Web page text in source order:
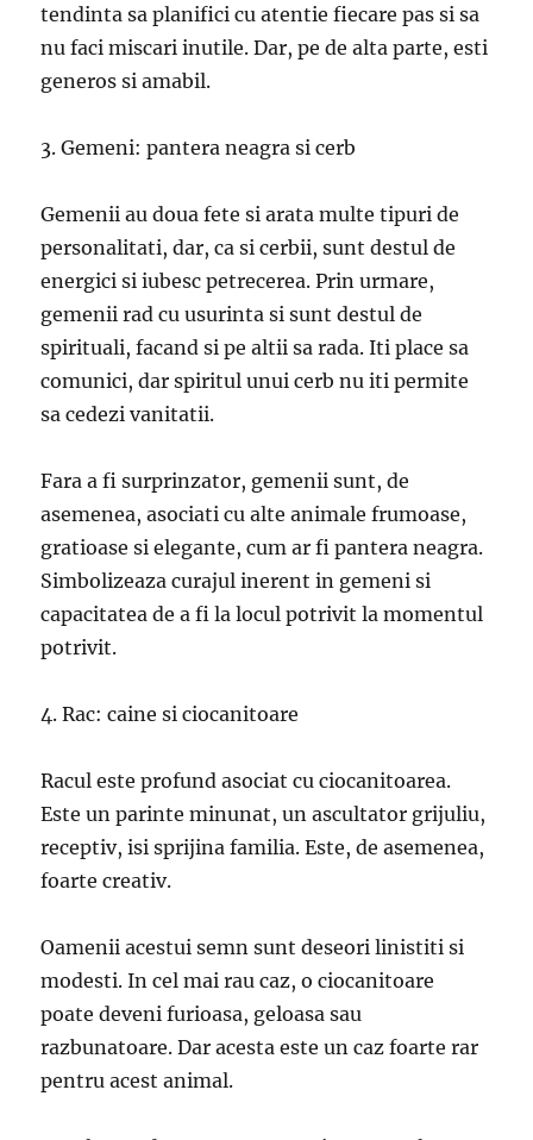
tendinta sa planifici cu atentie fiecare pas si sa
nu faci miscari inutile. Dar, pe de alta parte, esti
generos si amabil.
3. Gemeni: pantera neagra si cerb
Gemenii au doua fete si arata multe tipuri de
personalitati, dar, ca si cerbii, sunt destul de
energici si iubesc petrecerea. Prin urmare,
gemenii rad cu usurinta si sunt destul de
spirituali, facand si pe altii sa rada. Iti place sa
comunici, dar spiritul unui cerb nu iti permite
sa cedezi vanitatii.
Fara a fi surprinzator, gemenii sunt, de
asemenea, asociati cu alte animale frumoase,
gratioase si elegante, cum ar fi pantera neagra.
Simbolizeaza curajul inerent in gemeni si
capacitatea de a fi la locul potrivit la momentul
potrivit.
4. Rac: caine si ciocanitoare
Racul este profund asociat cu ciocanitoarea.
Este un parinte minunat, un ascultator grijuliu,
receptiv, isi sprijina familia. Este, de asemenea,
foarte creativ.
Oamenii acestui semn sunt deseori linistiti si
modesti. In cel mai rau caz, o ciocanitoare
poate deveni furioasa, geloasa sau
razbunatoare. Dar acesta este un caz foarte rar
pentru acest animal.